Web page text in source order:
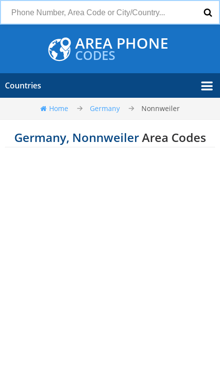
AREA PHONE
CODES
Countries
Home Germany Nonnweiler
Germany, NonnweilerArea Codes